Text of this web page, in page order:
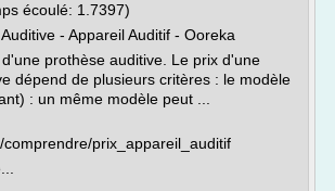
écoulé: 1.7397)
- Appareil Auditif - Ooreka
prothèse auditive. Le prix d'une
dépend de plusieurs critères : le modèle
: un même modèle peut ...
prix_appareil_auditif